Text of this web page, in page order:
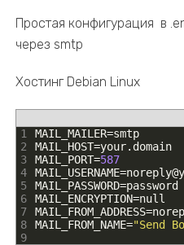
Простая конфигурация в
через smtp
Хостинг Debian Linux
1
2
3
4
5
6
7
8
9
MAIL_MAILER=smtp
MAIL_HOST=your. domain
MAIL_PORT=587
MAIL_USERNAME=noreply@
MAIL_PASSWORD=password
MAIL_ENCRYPTION=null
MAIL_FROM_ADDRESS=
MAIL_FROM_NAME="Send